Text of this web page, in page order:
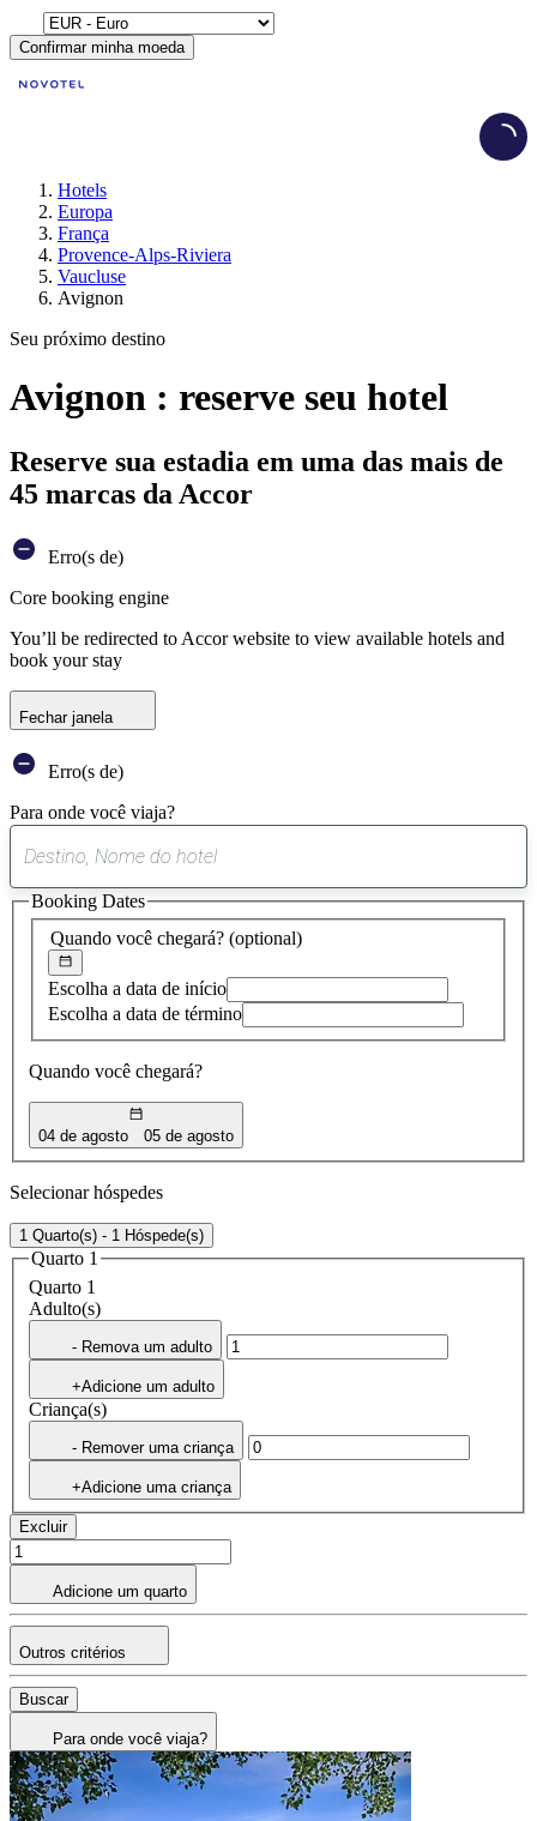
Confirmar minha moeda
Hotels
Europa
França
Provence-Alps-Riviera
Vaucluse
Avignon
Seu próximo destino
Avignon : reserve seu hotel
Reserve sua estadia em uma das mais de
45 marcas da Accor
Erro(s de)
Core booking engine
You’ll be redirected to Accor website to view available hotels and
book your stay
Fechar janela
Erro(s de)
Para onde você viaja?
sugestão
encontrada
Quando você chegará? (optional)
Escolha a data de início
Escolha a data de término
Quando você chegará?
04 de agosto 05 de agosto
Booking Dates
Selecionar hóspedes
1 Quarto(s) - 1 Hóspede(s)
Quarto 1
Quarto 1
Adulto(s)
- Remova um adulto
+Adicione um adulto
Criança(s)
- Remover uma criança
+Adicione uma criança
Excluir
Adicione um quarto
Outros critérios
Buscar
Para onde você viaja?